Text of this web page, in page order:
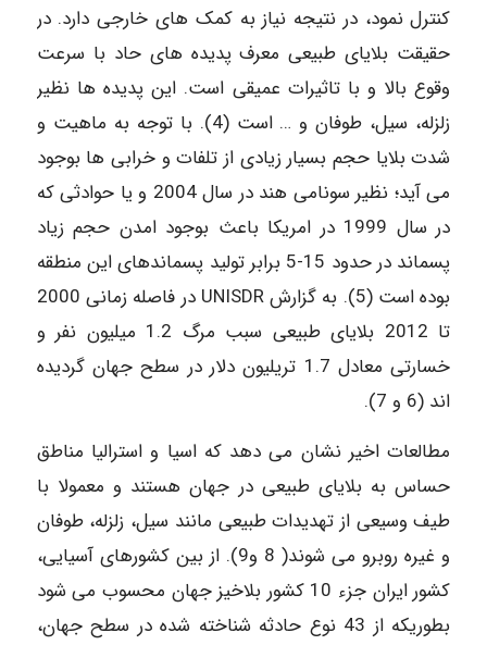
کنترل نمود، در نتیجه نیاز به کمک های خارجی دارد. در
حقیقت بلایای طبیعی معرف پدیده های حاد با سرعت
وقوع بالا و با تاثیرات عمیقی است. این پدیده ها نظیر
زلزله، سیل، طوفان و … است (4). با توجه به ماهیت و
شدت بلایا حجم بسیار زیادی از تلفات و خرابی ها بوجود
می آید؛ نظیر سونامی هند در سال 2004 و یا حوادثی که
در سال 1999 در امریکا باعث بوجود امدن حجم زیاد
پسماند در حدود 15-5 برابر تولید پسماندهای این منطقه
بوده است (5). به گزارش UNISDR در فاصله زمانی 2000
تا 2012 بلایای طبیعی سبب مرگ 1.2 میلیون نفر و
خسارتی معادل 1.7 تریلیون دلار در سطح جهان گردیده
اند (6 و 7).
مطالعات اخیر نشان می دهد که اسیا و استرالیا مناطق
حساس به بلایای طبیعی در جهان هستند و معمولا با
طیف وسیعی از تهدیدات طبیعی مانند سیل، زلزله، طوفان
و غیره روبرو می شوند( 8 و9). از بین کشورهای آسیایی،
کشور ایران جزء 10 کشور بلاخیز جهان محسوب می شود
بطوریکه از 43 نوع حادثه شناخته شده در سطح جهان،